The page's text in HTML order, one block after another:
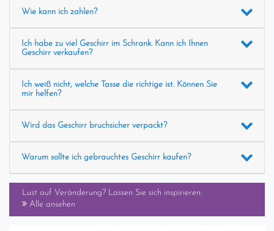
Wie kann ich zahlen?
Ich habe zu viel Geschirr im Schrank. Kann ich Ihnen
Geschirr verkaufen?
Ich weiß nicht, welche Tasse die richtige ist. Können Sie
mir helfen?
Wird das Geschirr bruchsicher verpackt?
Warum sollte ich gebrauchtes Geschirr kaufen?
Lust auf Veränderung? Lassen Sie sich inspirieren:
Alle ansehen